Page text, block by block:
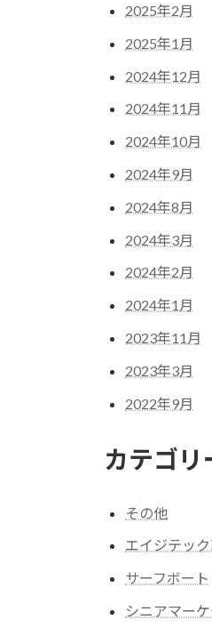
2025年2月
2025年1月
2024年12月
2024年11月
2024年10月
2024年9月
2024年8月
2024年3月
2024年2月
2024年1月
2023年11月
2023年3月
2022年9月
カテゴリ
その他
エイジテッ
サーフボート
シニアマー